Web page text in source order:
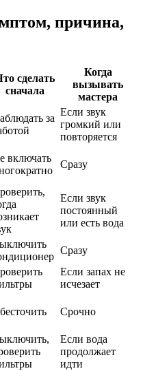
причина,
сделать
сначала
Когда
вызывать
мастера
за
Если звук
громкий или
повторяется
включать
Сразу
Если звук
постоянный
или есть вода
Сразу
Если запах не
исчезает
Срочно
Если вода
продолжает
идти